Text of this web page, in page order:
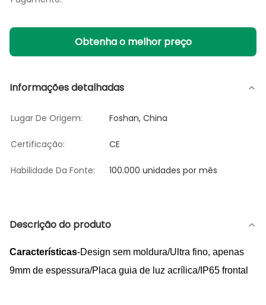
Obtenha o melhor preço
Informações detalhadas
Lugar De Origem: Foshan, China
Certificação: CE
Habilidade Da Fonte: 100.000 unidades por mês
Descrição do produto
Características-Design sem moldura/Ultra fino, apenas
9mm de espessura/Placa guia de luz acrílica/IP65 frontal